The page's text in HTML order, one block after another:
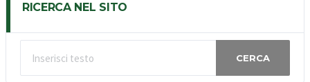
RICERCA NEL SITO
CERCA